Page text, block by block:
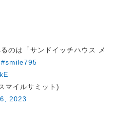
のは「サンドイッチハウス メ
#smile795
イルサミット)
2023